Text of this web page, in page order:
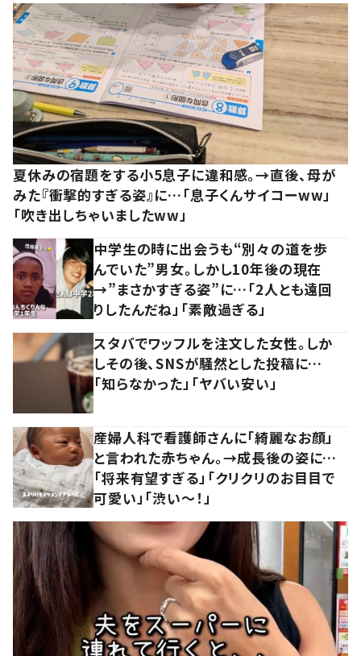
夏休みの宿題をする小5息子に違和感。→直後、母が
みた『衝撃的すぎる姿』に…「息子くんサイコーww」
「吹き出しちゃいましたww」
中学生の時に出会うも“別々の道を歩
んでいた”男女。しかし10年後の現在
→”まさかすぎる姿”に…「2人とも遠回
りしたんだね」「素敵過ぎる」
スタバでワッフルを注文した女性。しか
しその後、SNSが騒然とした投稿に…
「知らなかった」「ヤバい安い」
産婦人科で看護師さんに「綺麗なお顔」
と言われた赤ちゃん。→成長後の姿に…
「将来有望すぎる」「クリクリのお目目で
可愛い」「渋い～！」